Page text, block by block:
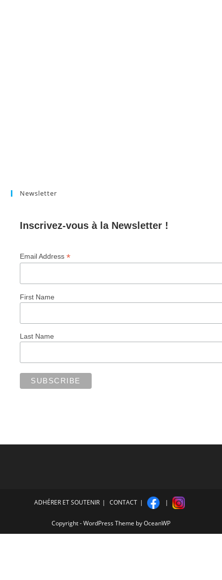
Newsletter
Inscrivez-vous à la Newsletter !
Email Address*
First Name
Last Name
ADHÉRER ET SOUTENIR CONTACT
Copyright - WordPress Theme by OceanWP